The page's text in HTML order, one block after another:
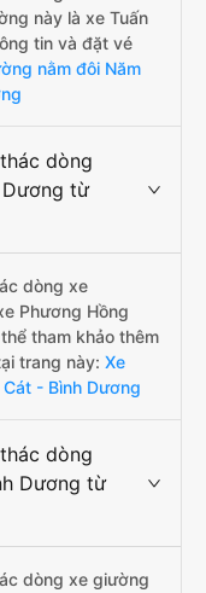
này là xe Tuấn
tin và đặt vé
nằm đôi Năm
dòng
từ
dòng xe
Phương Hồng
tham khảo thêm
trang này: Xe
- Bình Dương
dòng
Dương từ
dòng xe giường